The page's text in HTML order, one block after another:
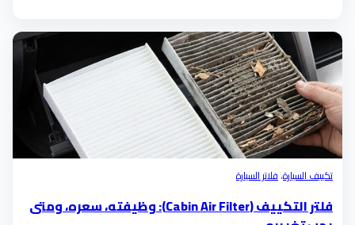
تكييف السيارة،فلاتر السيارة
فلتر التكييف (Cabin Air Filter): وظيفته، سعره، ومتى